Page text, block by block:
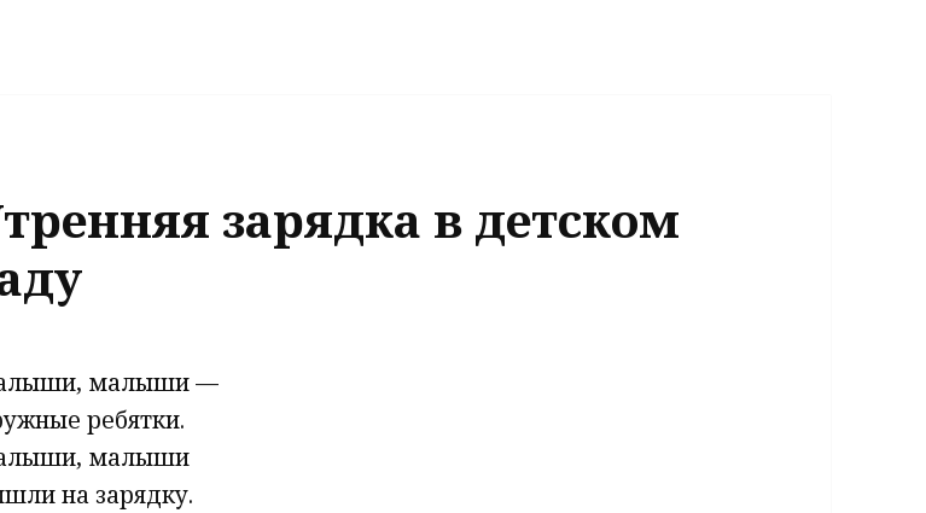
зарядка в детском
малыши —
ребятки.
малыши
на зарядку.